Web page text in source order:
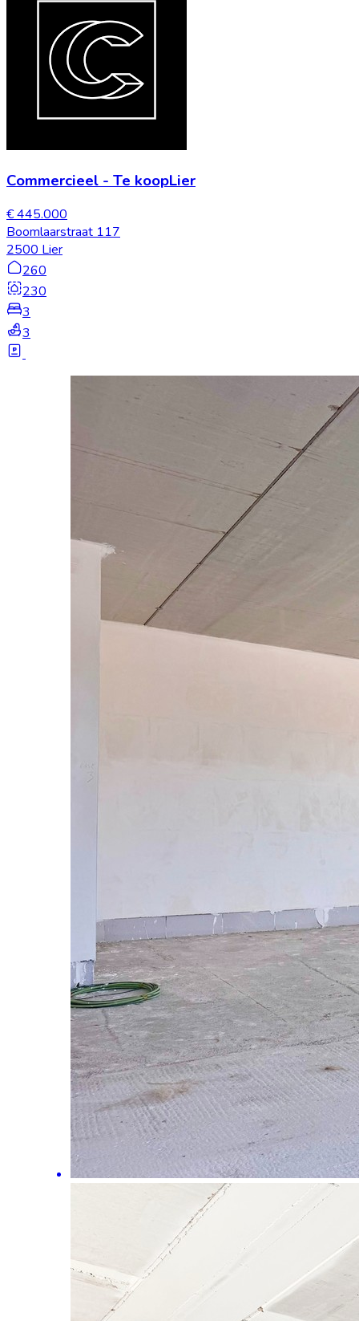
Commercieel - Te koopLier
€ 445.000
Boomlaarstraat 117
2500 Lier
260
230
3
3